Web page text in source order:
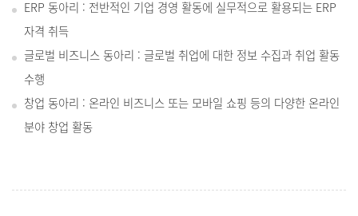
ERP 동아리 : 전반적인 기업 경영 활동에 실무적으로 활용되는 ERP
자격 취득
글로벌 비즈니스 동아리 : 글로벌 취업에 대한 정보 수집과 취업 활동
수행
창업 동아리 : 온라인 비즈니스 또는 모바일 쇼핑 등의 다양한 온라인
분야 창업 활동